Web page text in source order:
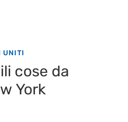
UNITI
cose da
York